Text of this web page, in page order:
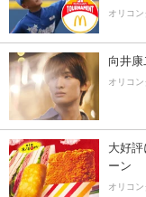
オリコ
向井康
オリコ
大好
ーン
オリコ